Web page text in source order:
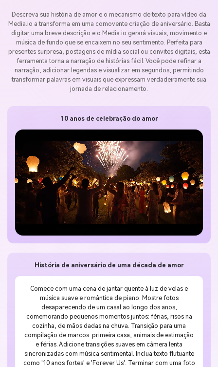
Descreva sua história de amor e o mecanismo de texto para vídeo da
Media.io a transforma em uma comovente criação de aniversário. Basta
digitar uma breve descrição e o Media.io gerará visuais, movimento e
música de fundo que se encaixem no seu sentimento. Perfeita para
presentes surpresa, postagens de mídia social ou convites digitais, esta
ferramenta torna a narração de histórias fácil. Você pode refinar a
narração, adicionar legendas e visualizar em segundos, permitindo
transformar palavras em visuais que expressam verdadeiramente sua
jornada de relacionamento.
História de aniversário de uma década de amor
Comece com uma cena de jantar quente à luz de velas e
música suave e romântica de piano. Mostre fotos
desaparecendo de um casal ao longo dos anos,
comemorando pequenos momentos juntos: férias, risos na
cozinha, de mãos dadas na chuva. Transição para uma
compilação de marcos: primeira casa, animais de estimação
e férias. Adicione transições suaves em câmera lenta
sincronizadas com música sentimental. Inclua texto flutuante
como '10 anos fortes' e 'Forever Us'. Terminar com uma foto
10 anos de celebração do amor